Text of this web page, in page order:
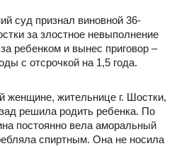
суд признал виновной 36-
за злостное невыполнение
ребенком и вынес приговор –
с отсрочкой на 1,5 года.
женщине, жительнице г. Шостки,
решила родить ребенка. По
постоянно вела аморальный
спиртным. Она не носила